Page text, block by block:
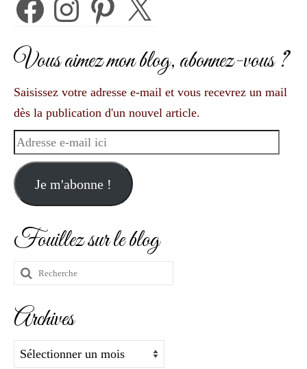
FacebookInstagramPinterest X
Vous aimez mon blog, abonnez-vous ?
Saisissez votre adresse e-mail et vous recevrez un mail
dès la publication d'un nouvel article.
Adresse
mail
ici
Je m'abonne !
Fouillez sur le blog
Rechercher
Archives
Archives